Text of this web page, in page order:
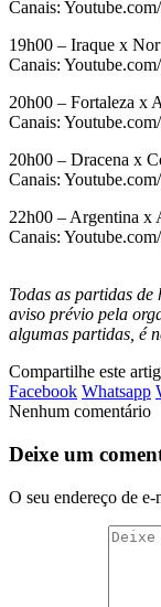
Canais:
19h00 – Iraque x
Canais:
20h00 – Fortaleza x
Canais:
20h00 – Dracena x
Canais:
22h00 – Argentina x
Canais:
Todas as partidas
aviso prévio pela
algumas partidas, é
Compartilhe este
Facebook Whatsapp
Nenhum comentário
Deixe um
O seu endereço de